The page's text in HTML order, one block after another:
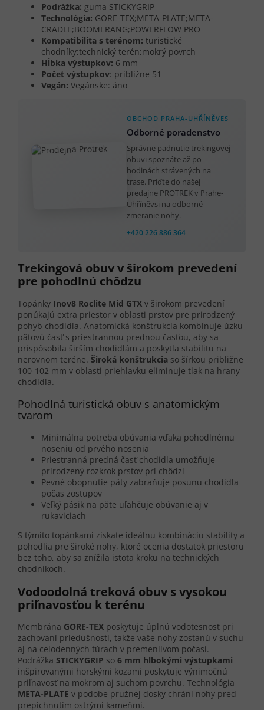
Podrážka: guma STICKYGRIP
Technológia: GORE-TEX;META-PLATE;META-
CRADLE;BOOMERANG;POWERFLOW PRO
Kompatibilita s terénom: turistické
chodníky;technický terén;mokrý povrch
Hĺbka výstupkov: 6 mm
Počet výstupkov: približne 51
Vegán: Vegánske: áno
OBCHOD PRAHA-UHŘÍNĚVES
Odborné poradenstvo
Správne padnutie trekingovej
obuvi spoznáte až po
hodinách strávených na
trase. Príďte do našej
predajne PROTREK v Prahe-
Uhříněvsi na odborné
zmeranie nohy.
+420 226 886 364
Trekingová obuv v širokom prevedení
pre pohodlnú chôdzu
Topánky Inov8 Roclite Mid GTX v širokom prevedení
ponúkajú extra priestor v oblasti prstov pre prirodzený
pohyb chodidla. Anatomická konštrukcia kombinuje úzku
pätovú časť s priestrannou prednou časťou, aby sa
prispôsobila širším chodidlám a poskytla stabilitu na
nerovnom teréne. Široká konštrukcia so šírkou približne
100-102 mm v oblasti priehlavku eliminuje tlak na hrany
chodidla.
Pohodlná turistická obuv s anatomickým
tvarom
Minimálna potreba obúvania vďaka pohodlnému
noseniu od prvého nosenia
Priestranná predná časť chodidla umožňuje
prirodzený rozkrok prstov pri chôdzi
Pevné obopnutie päty zabraňuje posunu chodidla
počas zostupov
Veľký pásik na päte uľahčuje obúvanie aj v
rukaviciach
S týmito topánkami získate ideálnu kombináciu stability a
pohodlia pre široké nohy, ktoré ocenia dostatok priestoru
bez toho, aby sa znížila istota kroku na technických
chodníkoch.
Vodoodolná treková obuv s vysokou
priľnavosťou k terénu
Membrána GORE-TEX poskytuje úplnú vodotesnosť pri
zachovaní priedušnosti, takže vaše nohy zostanú v suchu
aj na celodenných túrach v premenlivom počasí.
Podrážka STICKYGRIP so 6 mm hlbokými výstupkami
inšpirovanými horskými kozami poskytuje výnimočnú
priľnavosť na mokrom aj suchom povrchu. Technológia
META-PLATE v podobe pružnej dosky chráni nohy pred
prepichnutím ostrými kameňmi.